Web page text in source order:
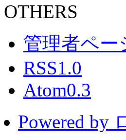
OTHERS
管理者ペー
RSS1.0
Atom0.3
Powered by